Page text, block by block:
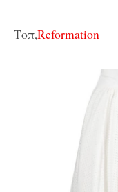
Τοπ,Reformation